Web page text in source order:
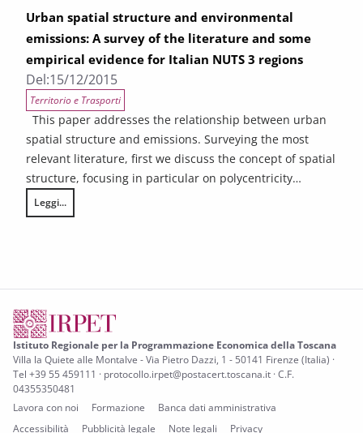
Urban spatial structure and environmental
emissions: A survey of the literature and some
empirical evidence for Italian NUTS 3 regions
Del:15/12/2015
Territorio e Trasporti
This paper addresses the relationship between urban
spatial structure and emissions. Surveying the most
relevant literature, first we discuss the concept of spatial
structure, focusing in particular on polycentricity…
Leggi...
Urban spatial structure and environmental emissions: A survey of
Istituto Regionale per la Programmazione Economica della Toscana
Villa la Quiete alle Montalve - Via Pietro Dazzi, 1 - 50141 Firenze (Italia) ·
Tel +39 55 459111 · protocollo.irpet@postacert.toscana.it · C.F.
04355350481
Lavora con noi
Formazione
Banca dati amministrativa
Accessibilità
Pubblicità legale Note legali Privacy